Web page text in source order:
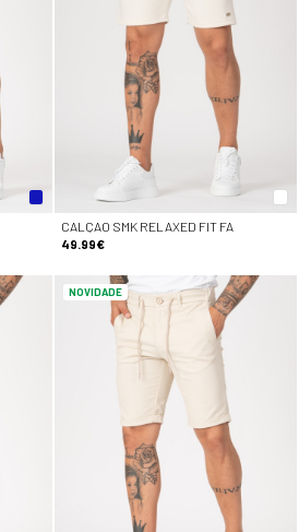
CALÇAO SMK RELAXED FIT FA
49.99€
NOVIDADE